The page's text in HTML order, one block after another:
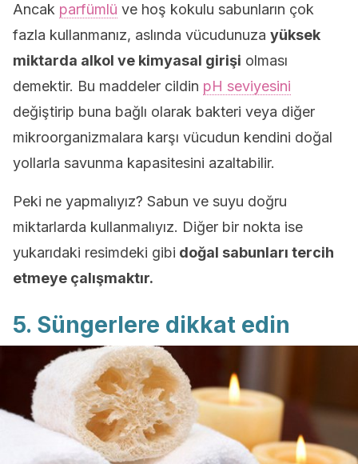
Ancak parfümlü ve hoş kokulu sabunların çok
fazla kullanmanız, aslında vücudunuza yüksek
miktarda alkol ve kimyasal girişi olması
demektir. Bu maddeler cildin pH seviyesini
değiştirip buna bağlı olarak bakteri veya diğer
mikroorganizmalara karşı vücudun kendini doğal
yollarla savunma kapasitesini azaltabilir.
Peki ne yapmalıyız? Sabun ve suyu doğru
miktarlarda kullanmalıyız. Diğer bir nokta ise
yukarıdaki resimdeki gibi doğal sabunları tercih
etmeye çalışmaktır.
5. Süngerlere dikkat edin